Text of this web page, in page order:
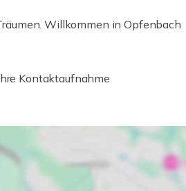
Willkommen in Opfenbach
Kontaktaufnahme